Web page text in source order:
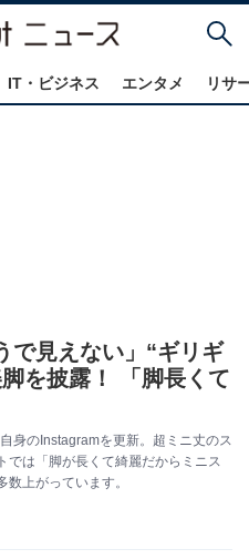
IT・ビジネス エンタメ リサ
で見えない」“ギリギ
を披露！ 「脚長くて
身のInstagramを更新。超ミニ丈のス
では「脚が長くて綺麗だからミニス
上がっています。